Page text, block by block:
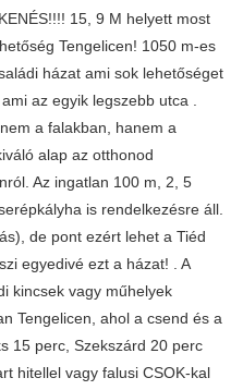
15, 9 M helyett most
Tengelicen! 1050 m-es
házat ami sok lehetőséget
az egyik legszebb utca .
a falakban, hanem a
alap az otthonod
Az ingatlan 100 m, 2, 5
is rendelkezésre áll.
de pont ezért lehet a Tiéd
egyedivé ezt a házat! . A
kincsek vagy műhelyek
Tengelicen, ahol a csend és a
15 perc, Szekszárd 20 perc
hitellel vagy falusi CSOK-kal